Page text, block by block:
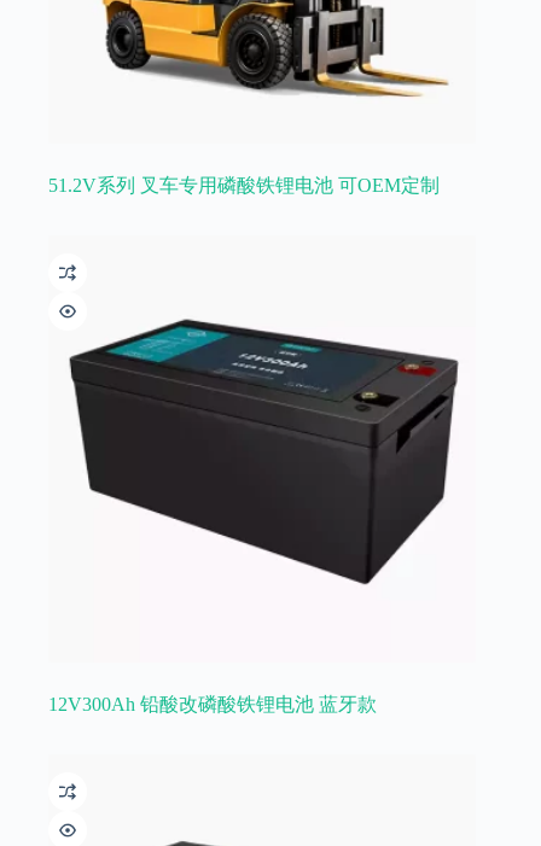
51.2V系列 叉车专用磷酸铁锂电池 可OEM定制
12V300Ah 铅酸改磷酸铁锂电池 蓝牙款